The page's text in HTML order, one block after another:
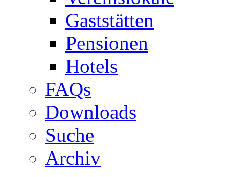
Gaststätten
Pensionen
Hotels
FAQs
Downloads
Suche
Archiv